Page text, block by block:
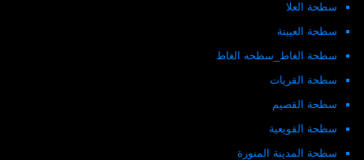
سطحة العلا
سطحة العيينة
سطحة الغاط_سطحه الغاط
سطحة القريات
سطحة القصيم
سطحة القويعية
سطحة المدينة المنورة